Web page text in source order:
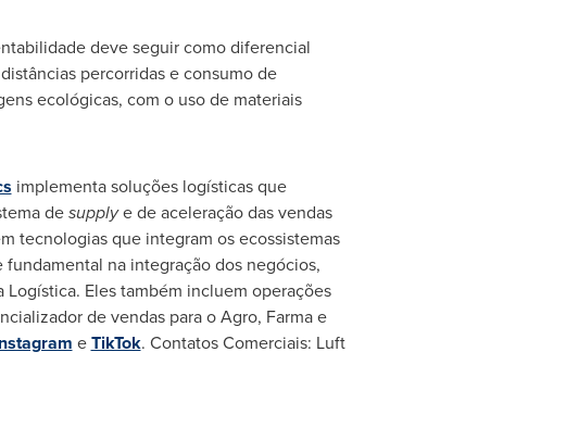
deve seguir como diferencial
percorridas e consumo de
ecológicas, com o uso de materiais
implementa soluções logísticas que
desupplye de aceleração das vendas
tecnologias que integram os ecossistemas
na integração dos negócios,
Eles também incluem operações
de vendas para o Agro, Farma e
eTikTok. Contatos Comerciais: Luft